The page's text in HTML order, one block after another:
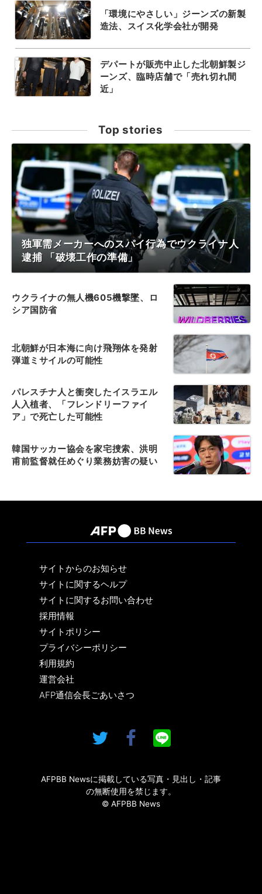
「環境にやさしい」ジーンズの新製
造法、スイス化学会社が開発
デパートが販売中止した北朝鮮製ジ
ーンズ、臨時店舗で「売れ切れ間
近」
Top stories
独軍需メーカーへのスパイ行為でウクライナ人
逮捕 「破壊工作の準備」
ウクライナの無人機605機撃墜、ロ
シア国防省
北朝鮮が日本海に向け飛翔体を発射
弾道ミサイルの可能性
パレスチナ人と衝突したイスラエル
人入植者、「フレンドリーファイ
ア」で死亡した可能性
韓国サッカー協会を家宅捜索、洪明
甫前監督就任めぐり業務妨害の疑い
サイトからのお知らせ
サイトに関するヘルプ
サイトに関するお問い合わせ
採用情報
サイトポリシー
プライバシーポリシー
利用規約
運営会社
AFP通信会長ごあいさつ
AFPBB Newsに掲載している写真・見出し・記事
の無断使用を禁じます。
© AFPBB News